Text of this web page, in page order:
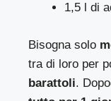
1,5 l di
Bisogna solo
tra di loro per
barattoli.